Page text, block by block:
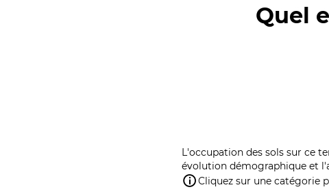
Quel
L'occupation des sols sur ce
évolution démographique et
Cliquez sur une catégorie